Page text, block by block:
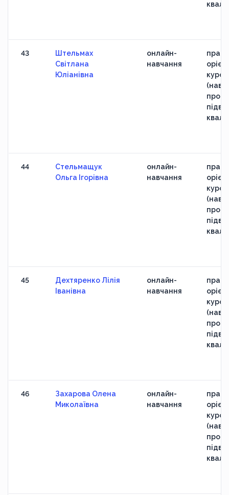
43
Штельмах
Світлана
Юліанівна
онлайн-
навчання
курс
44
Стельмащук
Ольга Ігорівна
онлайн-
навчання
курс
45
Дехтяренко Лілія
Іванівна
онлайн-
навчання
курс
46
Захарова Олена
Миколаївна
онлайн-
навчання
курс